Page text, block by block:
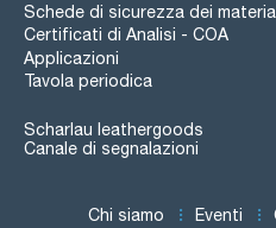
Schede di sicurezza dei
Certificati di Analisi - COA
Applicazioni
Tavola periodica
Scharlau leathergoods
Canale di segnalazioni
Chi siamo Eventi